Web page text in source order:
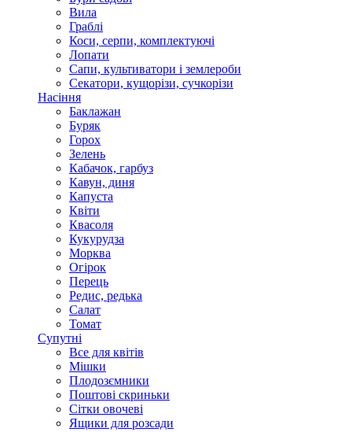
Вила
Граблі
Коси, серпи, комплектуючі
Лопати
Сапи, культиватори і землероби
Секатори, кущорізи, сучкорізи
Насіння
Баклажан
Буряк
Горох
Зелень
Кабачок, гарбуз
Кавун, диня
Капуста
Квіти
Квасоля
Кукурудза
Морква
Огірок
Перець
Редис, редька
Салат
Томат
Супутні
Все для квітів
Мішки
Плодозємники
Поштові скриньки
Сітки овочеві
Ящики для розсади